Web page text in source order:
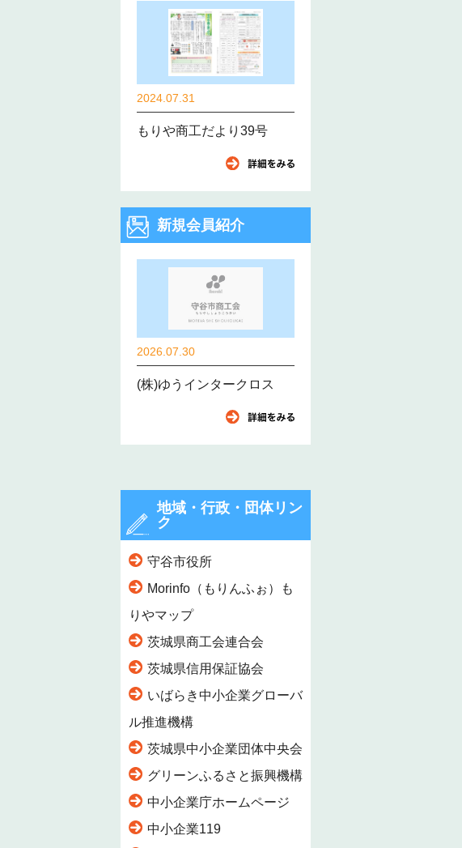
2024.07.31
もりや商工だより39号
新規会員紹介
2026.07.30
(株)ゆうインタークロス
地域・行政・団体リン
ク
守谷市役所
Morinfo（もりんふぉ）も
りやマップ
茨城県商工会連合会
茨城県信用保証協会
いばらき中小企業グローバ
ル推進機構
茨城県中小企業団体中央会
グリーンふるさと振興機構
中小企業庁ホームページ
中小企業119